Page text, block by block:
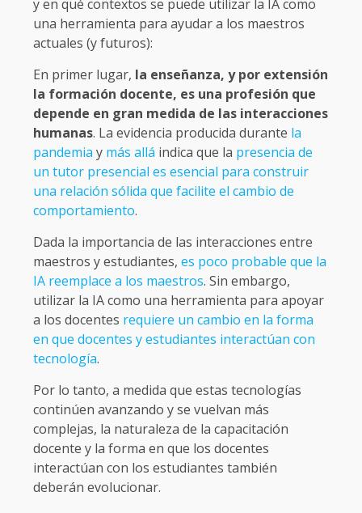
y en qué contextos se puede utilizar la IA como
una herramienta para ayudar a los maestros
actuales (y futuros):
En primer lugar, la enseñanza, y por extensión
la formación docente, es una profesión que
depende en gran medida de las interacciones
humanas. La evidencia producida durante la
pandemia y más allá indica que la presencia de
un tutor presencial es esencial para construir
una relación sólida que facilite el cambio de
comportamiento.
Dada la importancia de las interacciones entre
maestros y estudiantes, es poco probable que la
IA reemplace a los maestros. Sin embargo,
utilizar la IA como una herramienta para apoyar
a los docentes requiere un cambio en la forma
en que docentes y estudiantes interactúan con
tecnología.
Por lo tanto, a medida que estas tecnologías
continúen avanzando y se vuelvan más
complejas, la naturaleza de la capacitación
docente y la forma en que los docentes
interactúan con los estudiantes también
deberán evolucionar.